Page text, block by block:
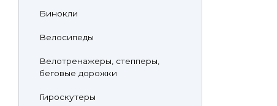
Бинокли
Велосипеды
Велотренажеры, степперы,
беговые дорожки
Гироскутеры